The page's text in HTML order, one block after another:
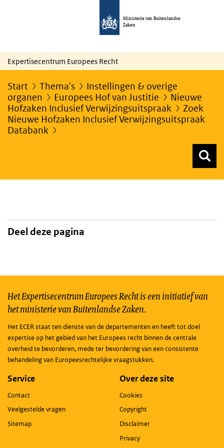
Ministerie van Buitenlandse
Zaken
Expertisecentrum Europees Recht
Start Thema's
Instellingen & overige
organen
Europees Hof van Justitie
Nieuwe
Hofzaken Inclusief Verwijzingsuitspraak
Zoek
Nieuwe Hofzaken Inclusief Verwijzingsuitspraak
Databank
Deel deze pagina
Het Expertisecentrum Europees Recht is een initiatief van
het ministerie van Buitenlandse Zaken.
Het ECER staat ten dienste van de departementen en heeft tot doel
expertise op het gebied van het Europees recht binnen de centrale
overheid te bevorderen, mede ter bevordering van een consistente
behandeling van Europeesrechtelijke vraagstukken.
Service
Contact
Veelgestelde vragen
Sitemap
Over deze site
Cookies
Copyright
Disclaimer
Privacy